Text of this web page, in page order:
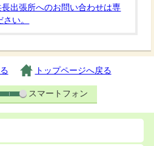
出張所へのお問い合わせは専
い。
トップページへ戻る
スマートフォン